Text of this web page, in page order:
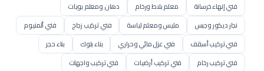
فني إنهاء خرسانة
معلم بلاط ورخام
دهان ومعلم بويات
نجار ديكور وجبس
مليس ومعلم لياسة فني تركيب زجاج
فني ألمنيوم
فني تركيب أسقف
فني عزل مائي وحراري بناء بلوك
بناء حجر
فني تركيب رخام
فني تركيب أرضيات
فني تركيب واجهات